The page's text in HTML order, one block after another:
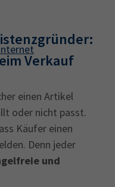
Verkauf
einen Artikel
oder nicht passt.
Käufer einen
Denn jeder
und